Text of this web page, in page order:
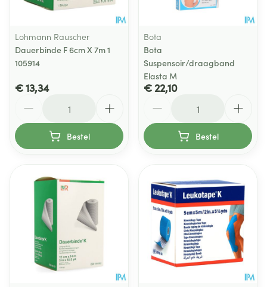
Lohmann Rauscher
Dauerbinde F 6cm X 7m 1
105914
€ 13,34
Bestel
Bota
Bota
Suspensoir/draagband
Elasta M
€ 22,10
Bestel